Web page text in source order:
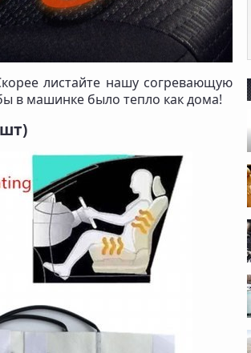
листайте нашу согревающую
в машинке было тепло как дома!